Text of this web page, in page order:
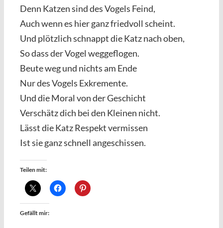
Denn Katzen sind des Vogels Feind,
Auch wenn es hier ganz friedvoll scheint.
Und plötzlich schnappt die Katz nach oben,
So dass der Vogel weggeflogen.
Beute weg und nichts am Ende
Nur des Vogels Exkremente.
Und die Moral von der Geschicht
Verschätz dich bei den Kleinen nicht.
Lässt die Katz Respekt vermissen
Ist sie ganz schnell angeschissen.
Teilen mit:
Gefällt mir: